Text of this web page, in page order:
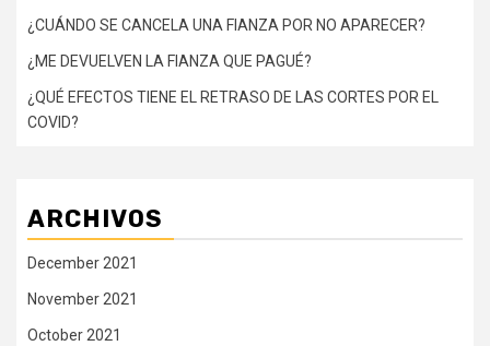
¿CUÁNDO SE CANCELA UNA FIANZA POR NO APARECER?
¿ME DEVUELVEN LA FIANZA QUE PAGUÉ?
¿QUÉ EFECTOS TIENE EL RETRASO DE LAS CORTES POR EL
COVID?
ARCHIVOS
December 2021
November 2021
October 2021